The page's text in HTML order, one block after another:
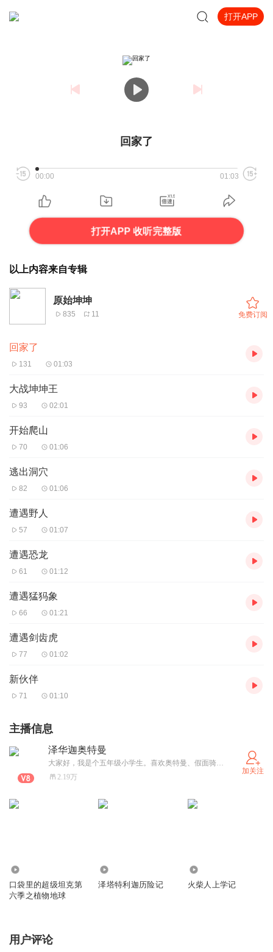
打开APP
回家了
00:00 01:03
打开APP 收听完整版
以上内容来自专辑
原始坤坤
835 11 免费订阅
回家了
131 01:03
大战坤坤王
93 02:01
开始爬山
70 01:06
逃出洞穴
82 01:06
遭遇野人
57 01:07
遭遇恐龙
61 01:12
遭遇猛犸象
66 01:21
遭遇剑齿虎
77 01:02
新伙伴
71 01:10
主播信息
泽华迦奥特曼
大家好，我是个五年级小学生。喜欢奥特曼、假面骑士和超级战队，我最擅长讲故事，欢迎大家关注我哦！
2.19万
加关注
口袋里的超级坦克第
六季之植物地球
泽塔特利迦历险记 火柴人上学记
用户评论